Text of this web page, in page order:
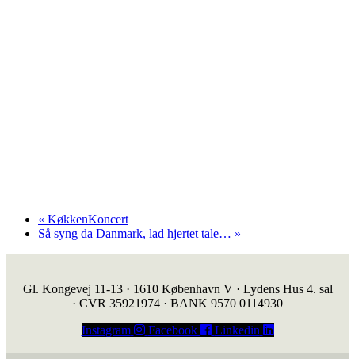
« KøkkenKoncert
Så syng da Danmark, lad hjertet tale… »
Gl. Kongevej 11-13 · 1610 København V · Lydens Hus 4. sal
· CVR 35921974 · BANK 9570 0114930
Instagram
Facebook Linkedin